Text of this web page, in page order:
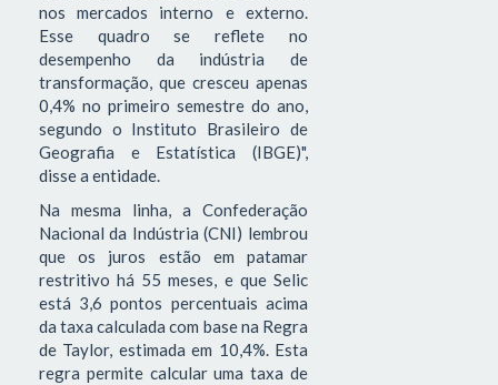
nos mercados interno e externo.
Esse quadro se reflete no
desempenho da indústria de
transformação, que cresceu apenas
0,4% no primeiro semestre do ano,
segundo o Instituto Brasileiro de
Geografia e Estatística (IBGE)",
disse a entidade.
Na mesma linha, a Confederação
Nacional da Indústria (CNI) lembrou
que os juros estão em patamar
restritivo há 55 meses, e que Selic
está 3,6 pontos percentuais acima
da taxa calculada com base na Regra
de Taylor, estimada em 10,4%. Esta
regra permite calcular uma taxa de